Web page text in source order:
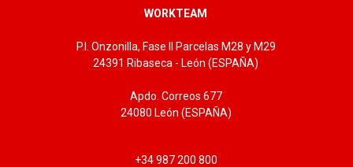
WORKTEAM
P.I. Onzonilla, Fase II Parcelas M28 y M29
24391 Ribaseca - León (ESPAÑA)
Apdo. Correos 677
24080 León (ESPAÑA)
+34 987 200 800